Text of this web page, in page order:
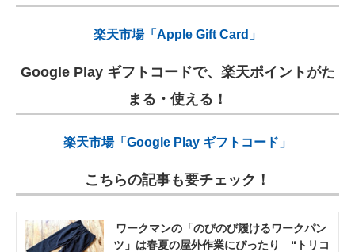
楽天市場「Apple Gift Card」
Google Play ギフトコードで、楽天ポイントがた
まる・使える！
楽天市場「Google Play ギフトコード」
こちらの記事も要チェック！
ワークマンの「のびのび履けるワークパン
ツ」は春夏の屋外作業にぴったり “トリコ